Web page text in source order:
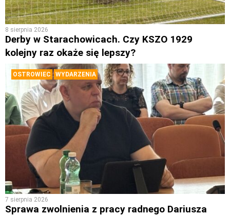
8 sierpnia 2026
Derby w Starachowicach. Czy KSZO 1929
kolejny raz okaże się lepszy?
OSTROWIEC WYDARZENIA
7 sierpnia 2026
Sprawa zwolnienia z pracy radnego Dariusza